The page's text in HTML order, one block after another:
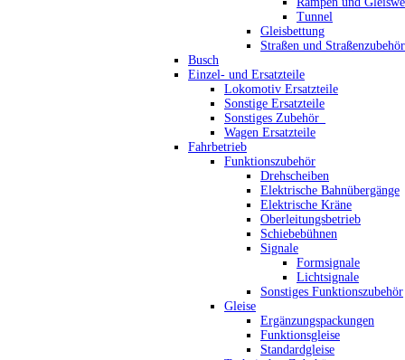
Tunnel
Gleisbettung
Straßen und Straßenzubehör
Busch
Einzel- und Ersatzteile
Lokomotiv Ersatzteile
Sonstige Ersatzteile
Sonstiges Zubehör_
Wagen Ersatzteile
Fahrbetrieb
Funktionszubehör
Drehscheiben
Elektrische Bahnübergänge
Elektrische Kräne
Oberleitungsbetrieb
Schiebebühnen
Signale
Formsignale
Lichtsignale
Sonstiges Funktionszubehör
Gleise
Ergänzungspackungen
Funktionsgleise
Standardgleise